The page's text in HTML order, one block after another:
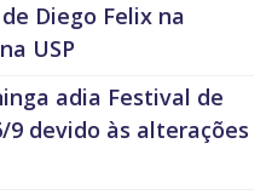
Diego Felix na
USP
adia Festival de
devido às alterações